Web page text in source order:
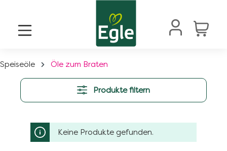
Speiseöle Öle zum Braten
Produkte filtern
Keine Produkte gefunden.